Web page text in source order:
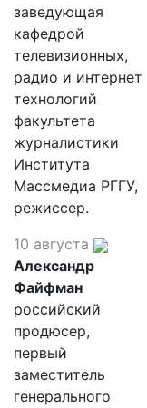
заведующая
кафедрой
телевизионных,
радио и интернет
технологий
факультета
журналистики
Института
Массмедиа РГГУ,
режиссер.
10 августа
Александр
Файфман
российский
продюсер,
первый
заместитель
генерального